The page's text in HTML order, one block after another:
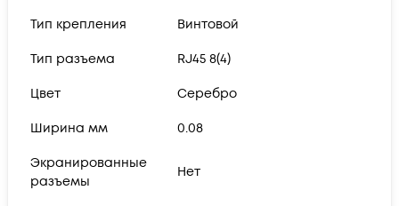
Тип крепления Винтовой
Тип разъема RJ45 8(4)
Цвет Серебро
Ширина мм 0.08
Экранированные
разъемы
Нет